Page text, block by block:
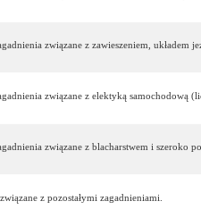
związane z zawieszeniem, układem
związane z elektyką samochodową
związane z blacharstwem i szeroko
z pozostałymi zagadnieniami.